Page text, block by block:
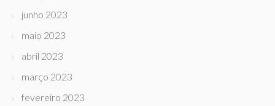
junho 2023
maio 2023
abril 2023
março 2023
fevereiro 2023